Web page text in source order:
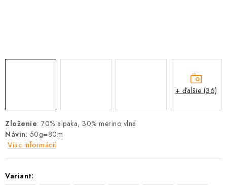
Zloženie: 70% alpaka, 30% merino vlna
Návin: 50g=80m
Viac informácií
Variant:
+ ďalšie (36)